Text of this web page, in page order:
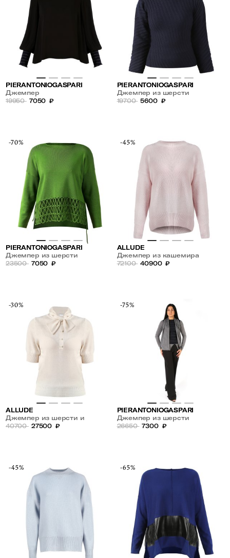
PIERANTONIOGASPARI
Джемпер
19950 7050 ₽
PIERANTONIOGASPARI
Джемпер из шерсти
19700 5600 ₽
-70%
PIERANTONIOGASPARI
Джемпер из шерсти
23500 7050 ₽
-45%
ALLUDE
Джемпер из кашемира
72100 40900 ₽
-30%
ALLUDE
Джемпер из шерсти и
кашемира с бантом
40700 27500 ₽
-75%
PIERANTONIOGASPARI
Джемпер из шерсти
26650 7300 ₽
-45% -65%